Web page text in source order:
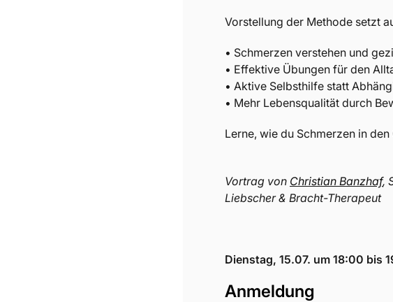
Vorstellung der Methode setzt
• Schmerzen verstehen und
• Effektive Übungen für den
• Aktive Selbsthilfe statt
• Mehr Lebensqualität durch
Lerne, wie du Schmerzen in
Vortrag von Christian Banzhaf,
Liebscher & Bracht-Therapeut
Dienstag, 15.07. um 18:00 bis
Anmeldung